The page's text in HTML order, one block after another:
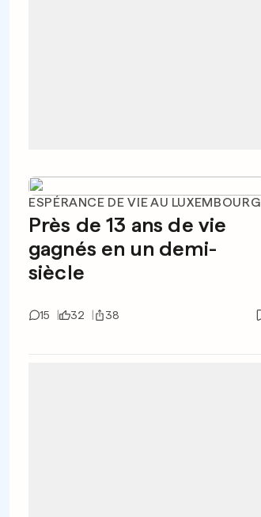
ESPÉRANCE DE VIE AU LUXEMBOURG
Près de 13 ans de vie
gagnés en un demi-
siècle
15 32 38